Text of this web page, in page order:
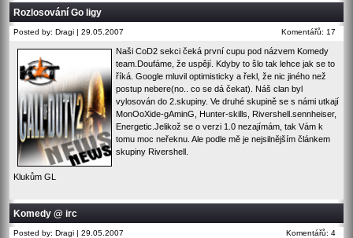
Rozlosování Go ligy
Posted by: Dragi | 29.05.2007 Komentářů: 17
Naši CoD2 sekci čeká první cupu pod názvem Komedy
team.Doufáme, že uspějí. Kdyby to šlo tak lehce jak se to
říká. Google mluvil optimisticky a řekl, že nic jiného než
postup nebere(no.. co se dá čekat). Náš clan byl
vylosován do 2.skupiny. Ve druhé skupině se s námi utkají
MonOoXide-gAminG, Hunter-skills, Rivershell.sennheiser,
Energetic.Jelikož se o verzi 1.0 nezajímám, tak Vám k
tomu moc neřeknu. Ale podle mě je nejsilnějším článkem
skupiny Rivershell.
Klukům GL
Komedy @ irc
Posted by: Dragi | 29.05.2007 Komentářů: 4